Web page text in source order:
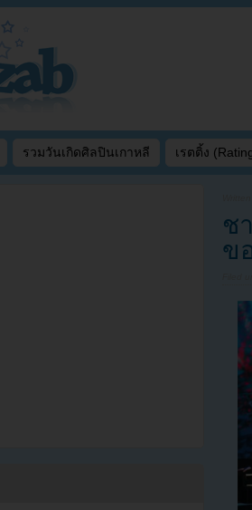
รวมวันเกิดศิลปินเกาหลี เรตติ้ง
ช
ข